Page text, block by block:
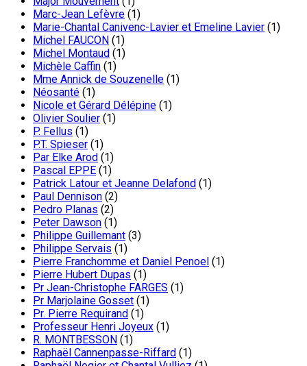
Marc-Jean Lefèvre (1)
Marie-Chantal Canivenc-Lavier et Emeline Lavier (1)
Michel FAUCON (1)
Michel Montaud (1)
Michèle Caffin (1)
Mme Annick de Souzenelle (1)
Néosanté (1)
Nicole et Gérard Délépine (1)
Olivier Soulier (1)
P. Fellus (1)
P.T. Spieser (1)
Par Elke Arod (1)
Pascal EPPE (1)
Patrick Latour et Jeanne Delafond (1)
Paul Dennison (2)
Pedro Planas (2)
Peter Dawson (1)
Philippe Guillemant (3)
Philippe Servais (1)
Pierre Franchomme et Daniel Penoel (1)
Pierre Hubert Dupas (1)
Pr Jean-Christophe FARGES (1)
Pr Marjolaine Gosset (1)
Pr. Pierre Requirand (1)
Professeur Henri Joyeux (1)
R. MONTBESSON (1)
Raphaël Cannenpasse-Riffard (1)